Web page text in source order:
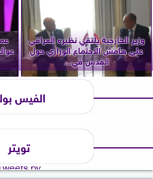
وزير الخارجية يلتقي نظيره العراقي
على هامش الاجتماع الوزاري حول
القدس في...
الفيس
تويتر
by